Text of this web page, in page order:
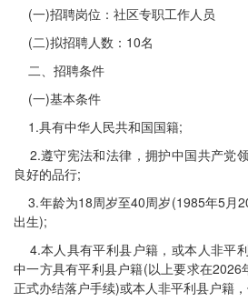
(一)招聘岗位：社区专职工作人员
(二)拟招聘人数：10名
二、招聘条件
(一)基本条件
1.具有中华人民共和国国籍;
2.遵守宪法和法律，拥护中国共产党
良好的品行;
3.年龄为18周岁至40周岁(1985年5月
出生);
4.本人具有平利县户籍，或本人非平
中一方具有平利县户籍(以上要求在2026
正式办结落户手续)或本人非平利县户籍